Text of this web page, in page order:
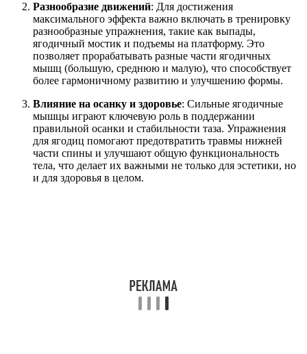
Разнообразие движений: Для достижения
максимального эффекта важно включать в тренировку
разнообразные упражнения, такие как выпады,
ягодичный мостик и подъемы на платформу. Это
позволяет прорабатывать разные части ягодичных
мышц (большую, среднюю и малую), что способствует
более гармоничному развитию и улучшению формы.
Влияние на осанку и здоровье: Сильные ягодичные
мышцы играют ключевую роль в поддержании
правильной осанки и стабильности таза. Упражнения
для ягодиц помогают предотвратить травмы нижней
части спины и улучшают общую функциональность
тела, что делает их важными не только для эстетики, но
и для здоровья в целом.